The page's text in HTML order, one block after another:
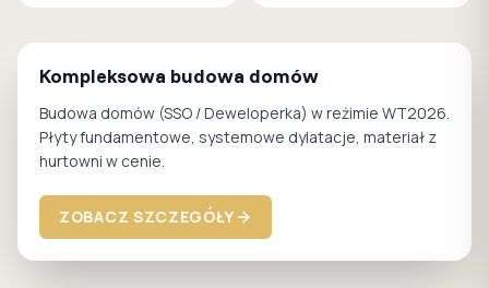
Kompleksowa budowa domów
Budowa domów (SSO / Deweloperka) w reżimie WT2026.
Płyty fundamentowe, systemowe dylatacje, materiał z
hurtowni w cenie.
ZOBACZ SZCZEGÓŁY